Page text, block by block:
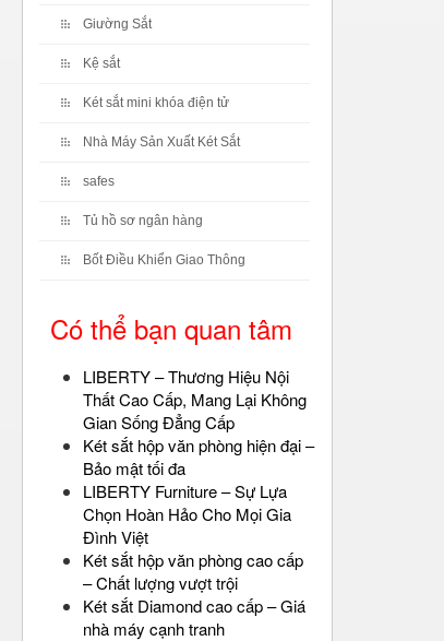
Giường Sắt
Kệ sắt
Két sắt mini khóa điện tử
Nhà Máy Sản Xuất Két Sắt
safes
Tủ hồ sơ ngân hàng
Bốt Điều Khiển Giao Thông
Có thể bạn quan tâm
LIBERTY – Thương Hiệu Nội
Thất Cao Cấp, Mang Lại Không
Gian Sống Đẳng Cấp
Két sắt hộp văn phòng hiện đại –
Bảo mật tối đa
LIBERTY Furniture – Sự Lựa
Chọn Hoàn Hảo Cho Mọi Gia
Đình Việt
Két sắt hộp văn phòng cao cấp
– Chất lượng vượt trội
Két sắt Diamond cao cấp – Giá
nhà máy cạnh tranh